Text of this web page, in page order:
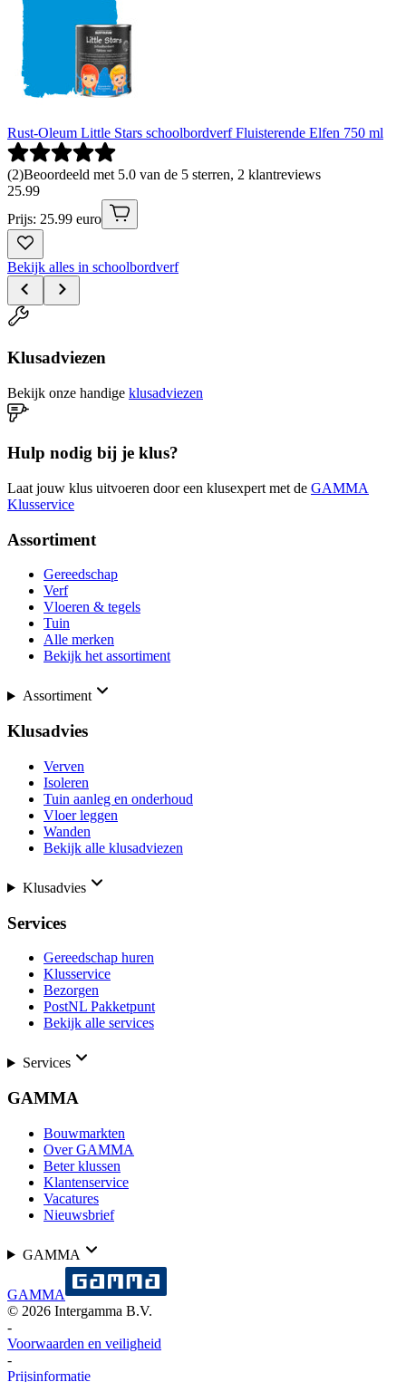
Rust-Oleum Little Stars schoolbordverf Fluisterende Elfen 750 ml
(2)Beoordeeld met 5.0 van de 5 sterren, 2 klantreviews
25.99
Prijs: 25.99 euro
Bekijk alles in schoolbordverf
Klusadviezen
Bekijk onze handige klusadviezen
Hulp nodig bij je klus?
Laat jouw klus uitvoeren door een klusexpert met de GAMMA
Klusservice
Assortiment
Gereedschap
Verf
Vloeren & tegels
Tuin
Alle merken
Bekijk het assortiment
Assortiment
Klusadvies
Verven
Isoleren
Tuin aanleg en onderhoud
Vloer leggen
Wanden
Bekijk alle klusadviezen
Klusadvies
Services
Gereedschap huren
Klusservice
Bezorgen
PostNL Pakketpunt
Bekijk alle services
Services
GAMMA
Bouwmarkten
Over GAMMA
Beter klussen
Klantenservice
Vacatures
Nieuwsbrief
GAMMA
GAMMA
© 2026 Intergamma B.V.
-
Voorwaarden en veiligheid
-
Prijsinformatie